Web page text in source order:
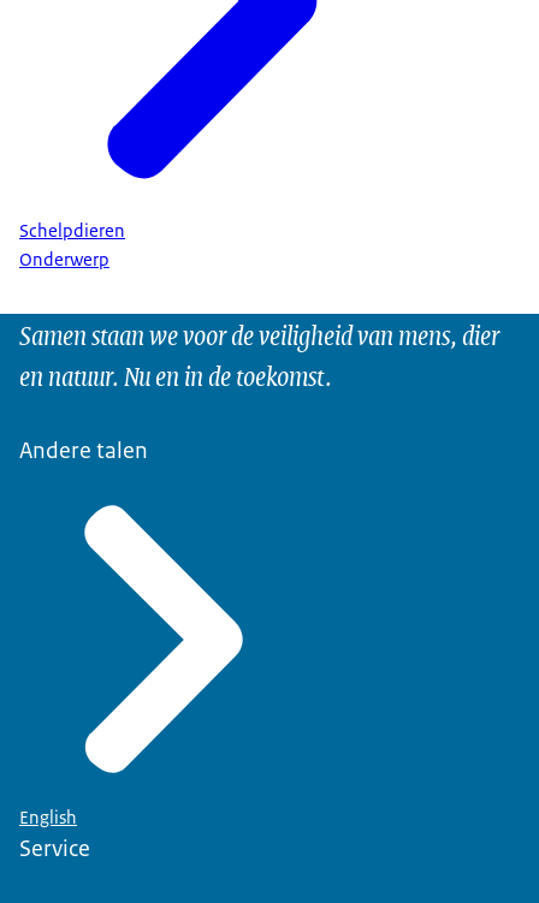
Schelpdieren
Onderwerp
Samen staan we voor de veiligheid van mens, dier
en natuur. Nu en in de toekomst.
Andere talen
English
Service